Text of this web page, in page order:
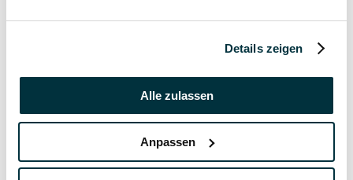
Details zeigen
Alle zulassen
Anpassen
Katzen
Katzenversicherung mit Impfung
Katzen
17 November 2021